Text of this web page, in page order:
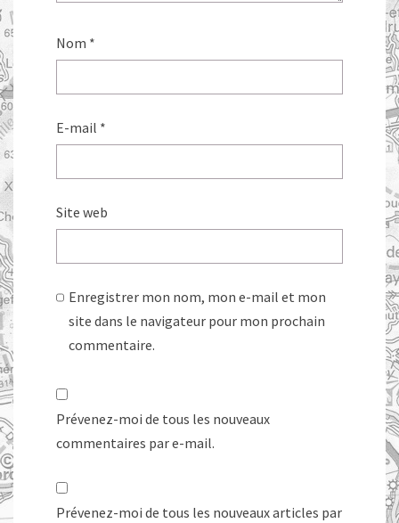
Nom *
E-mail *
Site web
Enregistrer mon nom, mon e-mail et mon
site dans le navigateur pour mon prochain
commentaire.
Prévenez-moi de tous les nouveaux
commentaires par e-mail.
Prévenez-moi de tous les nouveaux articles par